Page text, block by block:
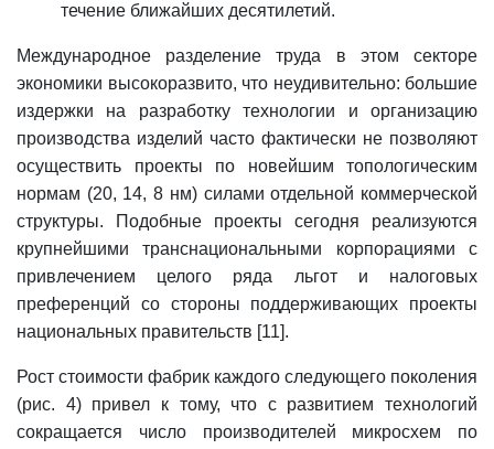
течение ближайших десятилетий.
Международное разделение труда в этом секторе
экономики высокоразвито, что неудивительно: большие
издержки на разработку технологии и организацию
производства изделий часто фактически не позволяют
осуществить проекты по новейшим топологическим
нормам (20, 14, 8 нм) силами отдельной коммерческой
структуры. Подобные проекты сегодня реализуются
крупнейшими транснациональными корпорациями с
привлечением целого ряда льгот и налоговых
преференций со стороны поддерживающих проекты
национальных правительств [11].
Рост стоимости фабрик каждого следующего поколения
(рис. 4) привел к тому, что с развитием технологий
сокращается число производителей микросхем по